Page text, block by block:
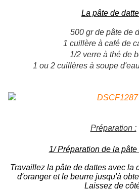
La pâte de
500 gr de pâte de
1 cuillère à café de
1/2 verre à thé de
1 ou 2 cuillères à soupe
Préparation :
1/ Préparation de la pâte
Travaillez la pâte de dattes avec la
d'oranger et le beurre jusqu'à
Laissez de